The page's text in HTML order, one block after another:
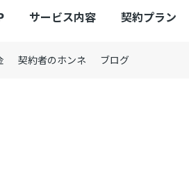
サービス内容 契約プラン
契約者のホンネ ブログ